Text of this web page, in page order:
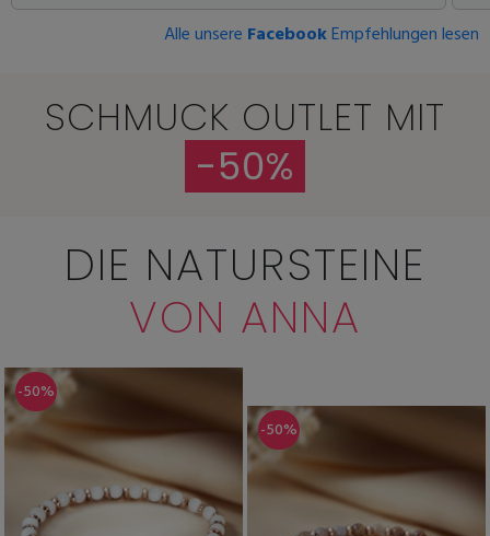
Alle unsere FacebookEmpfehlungen lesen
SCHMUCK OUTLET MIT
-50%
DIE NATURSTEINE
VON ANNA
-50%
-50%